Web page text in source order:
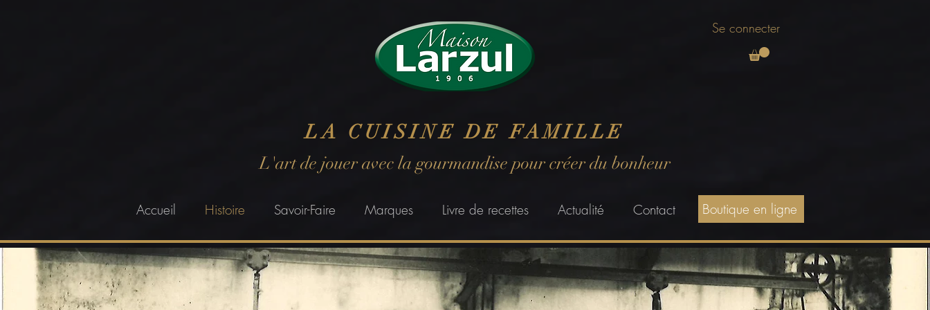
Se connecter
LA CUISINE DE FAMILLE
L'art de jouer avec la gourmandise pour créer du bonheur
Accueil Histoire Savoir-Faire Marques Livre de recettes Actualité Contact Boutique en ligne